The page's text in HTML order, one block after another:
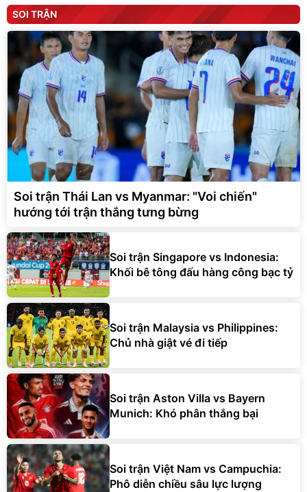
SOI TRẬN
Soi trận Thái Lan vs Myanmar: "Voi chiến"
hướng tới trận thắng tưng bừng
Soi trận Singapore vs Indonesia:
Khối bê tông đấu hàng công bạc tỷ
Soi trận Malaysia vs Philippines:
Chủ nhà giật vé đi tiếp
Soi trận Aston Villa vs Bayern
Munich: Khó phân thắng bại
Soi trận Việt Nam vs Campuchia:
Phô diễn chiều sâu lực lượng